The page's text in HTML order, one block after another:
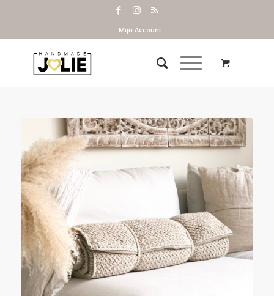
Mijn Account